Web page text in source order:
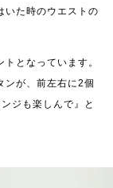
いた時のウエストの
となっています。
ンが、前左右に2個
ジも楽しんで』と